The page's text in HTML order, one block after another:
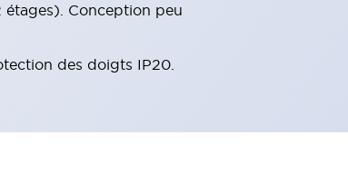
Conception peu
des doigts IP20.